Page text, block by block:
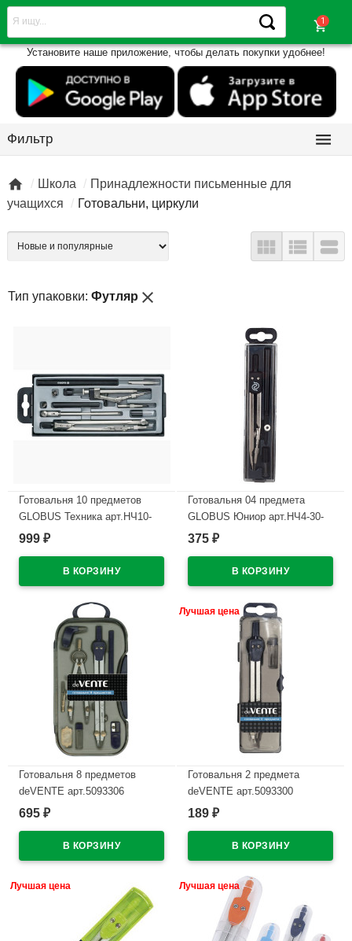
shopping_cart
Установите наше приложение, чтобы делать покупки удобнее!
Фильтр 
 Школа
Принадлежности письменные для
учащихся
Готовальни, циркули
  
Тип упаковки: Футляр close
Готовальня 10 предметов
GLOBUS Техника арт.НЧ10-
70-60
999 ₽
Готовальня 04 предмета
GLOBUS Юниор арт.НЧ4-30-
30
375 ₽
Готовальня 8 предметов
deVENTE арт.5093306
В наличии
695 ₽
Лучшая цена
Готовальня 2 предмета
deVENTE арт.5093300
В наличии
189 ₽
Лучшая цена Лучшая цена